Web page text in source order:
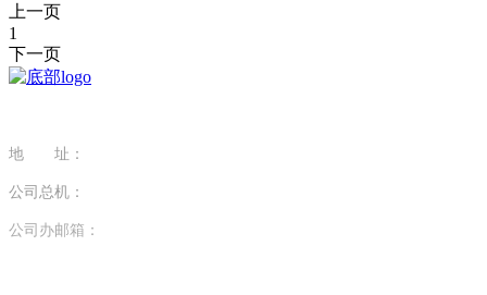
上一页
1
下一页
地 址：
公司总机：
公司办邮箱：